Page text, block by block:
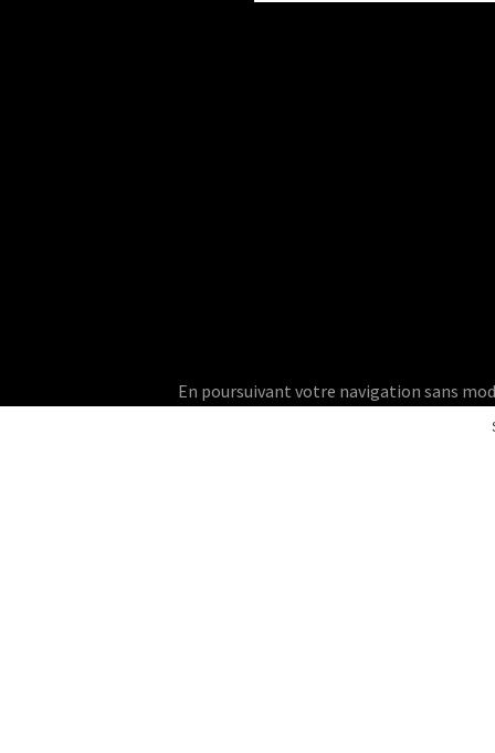
En poursuivant votre navigation sans